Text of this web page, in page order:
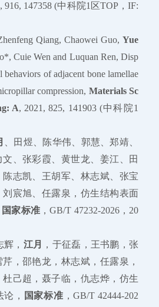
916, 147358 (中科院1区TOP，IF:
Qiang, Chaowei Guo, Yue
Cuie Wen and Luquan Ren, Disp
behaviors of adjacent bone lamellae
compression, Materials Sc
A, 2021, 825, 141903 (中科院1
、田煜、陈华伟、郭慧、郑靖、
、张彩霞、黄世龙、姜江、田
志凯、王胡军、林志斌、张宝
宸旭、任露泉，仿生结构表面
国家标准 ，GB/T 47232-2026，20
， 江月
，于征磊，王书鹏，张
，邵艳龙，林志斌，任露泉，
己超，聂子临，仇志烨，仿生
，
国家标准 ，GB/T 42444-202